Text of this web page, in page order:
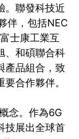
。聯發科技近
伴，包括NEC
士康工業互
、和碩聯合科
產品組合，致
合作夥伴。
念。作為6G
技展出全球首